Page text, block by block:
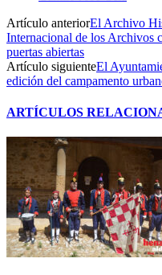
Artículo anteriorEl Archivo
Internacional de los Archivos
puertas abiertas
Artículo siguienteEl
edición del campamento
ARTÍCULOS